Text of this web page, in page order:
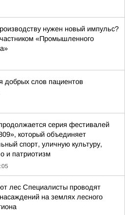
нужен новый импульс?
«Промышленного
добрых слов пациентов
серия фестивалей
который объединяет
спорт, уличную культуру,
и патриотизм
лес Специалисты проводят
на землях лесного